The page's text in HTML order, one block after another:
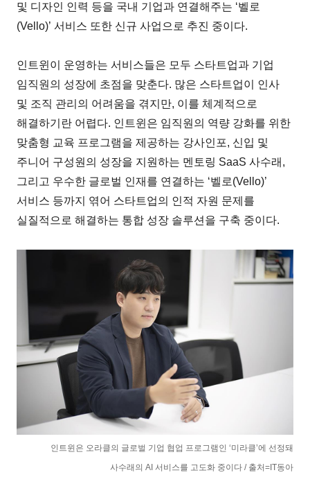
및 디자인 인력 등을 국내 기업과 연결해주는 ‘벨로
(Vello)’ 서비스 또한 신규 사업으로 추진 중이다.
인트윈이 운영하는 서비스들은 모두 스타트업과 기업
임직원의 성장에 초점을 맞춘다. 많은 스타트업이 인사
및 조직 관리의 어려움을 겪지만, 이를 체계적으로
해결하기란 어렵다. 인트윈은 임직원의 역량 강화를 위한
맞춤형 교육 프로그램을 제공하는 강사인포, 신입 및
주니어 구성원의 성장을 지원하는 멘토링 SaaS 사수래,
그리고 우수한 글로벌 인재를 연결하는 ‘벨로(Vello)’
서비스 등까지 엮어 스타트업의 인적 자원 문제를
실질적으로 해결하는 통합 성장 솔루션을 구축 중이다.
인트윈은 오라클의 글로벌 기업 협업 프로그램인 ‘미라클’에 선정돼
사수래의 AI 서비스를 고도화 중이다 / 출처=IT동아